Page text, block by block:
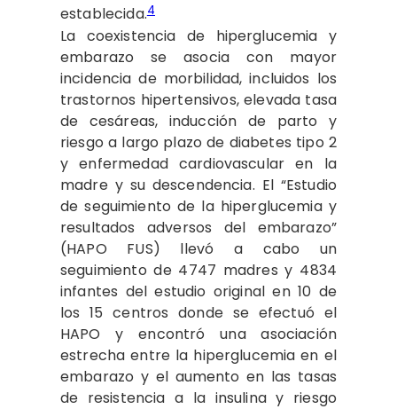
establecida.4
La coexistencia de hiperglucemia y
embarazo se asocia con mayor
incidencia de morbilidad, incluidos los
trastornos hipertensivos, elevada tasa
de cesáreas, inducción de parto y
riesgo a largo plazo de diabetes tipo 2
y enfermedad cardiovascular en la
madre y su descendencia. El “Estudio
de seguimiento de la hiperglucemia y
resultados adversos del embarazo”
(HAPO FUS) llevó a cabo un
seguimiento de 4747 madres y 4834
infantes del estudio original en 10 de
los 15 centros donde se efectuó el
HAPO y encontró una asociación
estrecha entre la hiperglucemia en el
embarazo y el aumento en las tasas
de resistencia a la insulina y riesgo